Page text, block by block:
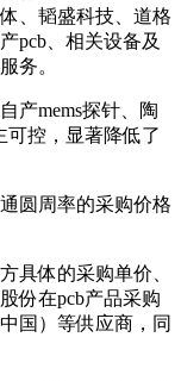
、韬盛科技、道格
pcb、相关设备及
务。
产mems探针、陶
可控，显著降低了
圆周率的采购价格
具体的采购单价、
份在pcb产品采购
国）等供应商，同